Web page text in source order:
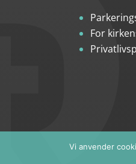
For
Vi anvender